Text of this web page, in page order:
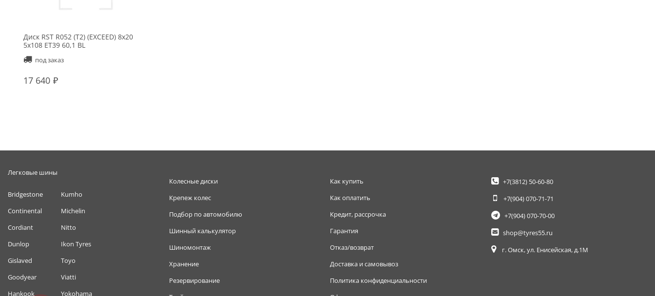
Диск RST R052 (T2) (EXCEED) 8x20
5x108 ET39 60,1 BL
под заказ
17 640
Легковые шины
Bridgestone
Continental
Cordiant
Dunlop
Gislaved
Goodyear
Hankook
Kumho
Michelin
Nitto
Ikon Tyres
Toyo
Viatti
Yokohama
Колесные диски
Крепеж колес
Подбор по автомобилю
Шинный калькулятор
Шиномонтаж
Хранение
Резервирование
Как купить
Как оплатить
Кредит, рассрочка
Гарантия
Отказ/возврат
Доставка и самовывоз
Политика конфиденциальности
+7(3812)50-60-80
+7(904)070-71-71
+7(904)070-70-00
shop@tyres55.ru
г. Омск, ул. Енисейская, д.1М